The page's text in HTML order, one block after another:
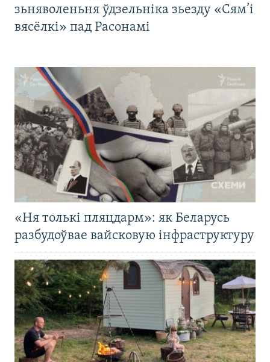
зьняволеньня ўдзельніка зьезду «Сям’і
вясёлкі» пад Расонамі
«Ня толькі пляцдарм»: як Беларусь
разбудоўвае вайсковую інфраструктуру